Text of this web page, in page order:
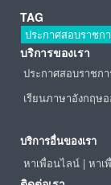
TAG
ประกาศสอบราชก
บริการของเรา
ประกาศสอบราชก
เรียนภาษาอังกฤษ
บริการอื่นของเรา
หาเพื่อนไลน์ | หาเ